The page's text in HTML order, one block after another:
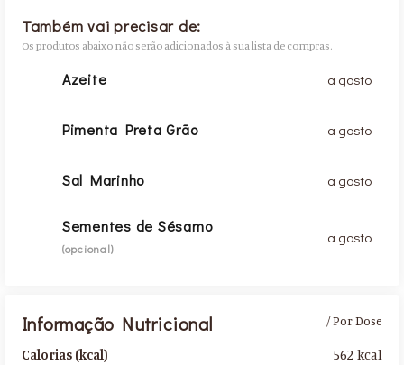
Também vai precisar de:
Os produtos abaixo não serão adicionados à sua lista de compras.
Azeite a gosto
Pimenta Preta Grão a gosto
Sal Marinho a gosto
Sementes de Sésamo
(opcional)
a gosto
Informação Nutricional
Calorias (kcal)
/ Por Dose
562 kcal